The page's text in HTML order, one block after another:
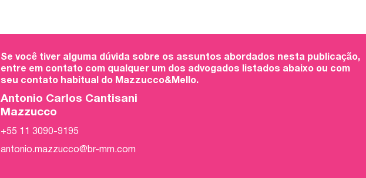
Se você tiver alguma dúvida sobre os assuntos abordados nesta publicação,
entre em contato com qualquer um dos advogados listados abaixo ou com
seu contato habitual do Mazzucco&Mello.
Antonio Carlos Cantisani
Mazzucco
+55 11 3090-9195
antonio.mazzucco@br-mm.com